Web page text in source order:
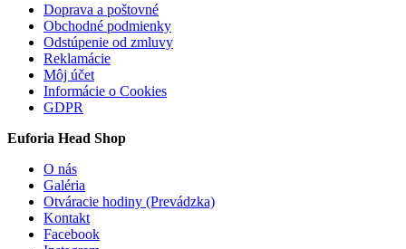
Doprava a poštovné
Obchodné podmienky
Odstúpenie od zmluvy
Reklamácie
Môj účet
Informácie o Cookies
GDPR
Euforia Head Shop
O nás
Galéria
Otváracie hodiny (Prevádzka)
Kontakt
Facebook